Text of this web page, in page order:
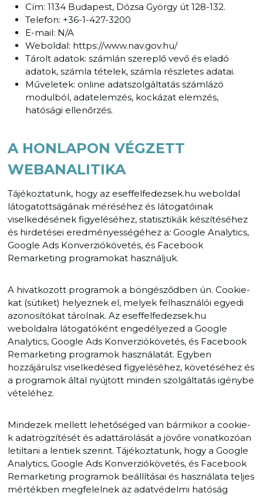
Cím: 1134 Budapest, Dózsa György út 128-132.
Telefon: +36-1-427-3200
E-mail: N/A
Weboldal: https://www.nav.gov.hu/
Tárolt adatok: számlán szereplő vevő és eladó
adatok, számla tételek, számla részletes adatai.
Műveletek: online adatszolgáltatás számlázó
modulból, adatelemzés, kockázat elemzés,
hatósági ellenőrzés.
A HONLAPON VÉGZETT
WEBANALITIKA
Tájékoztatunk, hogy az eseffelfedezsek.hu weboldal
látogatottságának méréséhez és látogatóinak
viselkedésének figyeléséhez, statisztikák készítéséhez
és hirdetései eredményességéhez a: Google Analytics,
Google Ads Konverziókövetés, és Facebook
Remarketing programokat használjuk.
A hivatkozott programok a böngésződben ún. Cookie-
kat (sütiket) helyeznek el, melyek felhasználói egyedi
azonosítókat tárolnak. Az eseffelfedezsek.hu
weboldalra látogatóként engedélyezed a Google
Analytics, Google Ads Konverziókövetés, és Facebook
Remarketing programok használatát. Egyben
hozzájárulsz viselkedésed figyeléséhez, követéséhez és
a programok által nyújtott minden szolgáltatás igénybe
vételéhez.
Mindezek mellett lehetőséged van bármikor a cookie-
k adatrögzítését és adattárolását a jövőre vonatkozóan
letiltani a lentiek szerint. Tájékoztatunk, hogy a Google
Analytics, Google Ads Konverziókövetés, és Facebook
Remarketing programok beállításai és használata teljes
mértékben megfelelnek az adatvédelmi hatóság